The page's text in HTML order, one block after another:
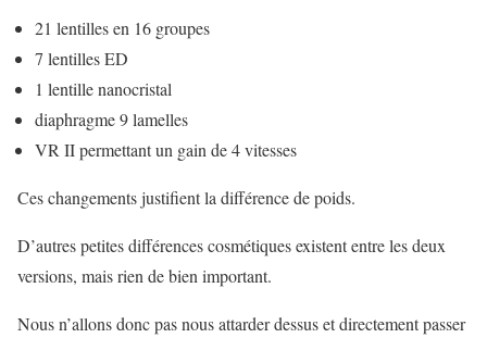
21 lentilles en 16 groupes
7 lentilles ED
1 lentille nanocristal
diaphragme 9 lamelles
VR II permettant un gain de 4 vitesses
Ces changements justifient la différence de poids.
D’autres petites différences cosmétiques existent entre les deux
versions, mais rien de bien important.
Nous n’allons donc pas nous attarder dessus et directement passer